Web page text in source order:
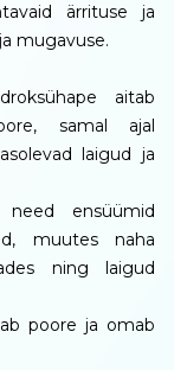
ärrituse ja
mugavuse.
aitab
samal ajal
laigud ja
ensüümid
muutes naha
ning laigud
poore ja omab